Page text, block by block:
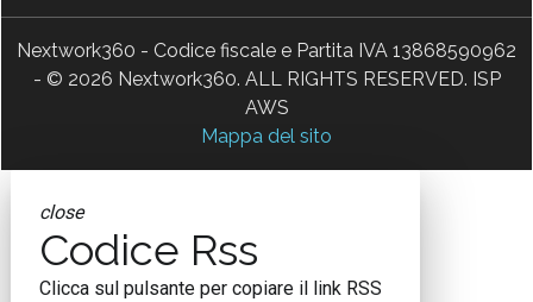
Nextwork360 - Codice fiscale e Partita IVA 13868590962
- © 2026 Nextwork360. ALL RIGHTS RESERVED. ISP
AWS
Mappa del sito
close
Codice Rss
Clicca sul pulsante per copiare il link RSS